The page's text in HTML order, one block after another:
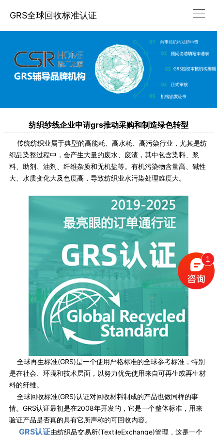
GRS全球回收标准认证
纺织纱线企业申请grs推动采购和制造绿色转型
传统纺织业属于典型的高能耗、高水耗、高污染行业，尤其是纺
织品染整过程中，会产生大量的废水、废渣，其中包含染料、浆
料、助剂、油剂、纤维杂质和无机盐等。有机污染物含量高、碱性
大、水质变化大及色度高，导致纺织业水污染处理难度大。
全球再生标准(GRS)是一个使用严格标准的全球参考标准，特别
是在社会、环境和技术层面，以努力优先使用来自可再生或再生材
料的纤维。
全球回收标准(GRS)认证对回收材料制成的产品也做同样的事
情。GRS认证最初是在2008年开发的，它是一个整体标准，用来
验证产品是否真的具有它所声称的可回收内容。
GRS认证由纺织品交易所(TextileExchange)管理，这是一个
1